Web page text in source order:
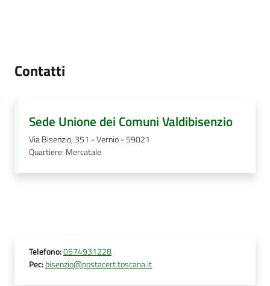
Contatti
Sede Unione dei Comuni Valdibisenzio
Via Bisenzio, 351 - Vernio - 59021
Quartiere: Mercatale
Telefono:0574931228
Pec:bisenzio@postacert.toscana.it